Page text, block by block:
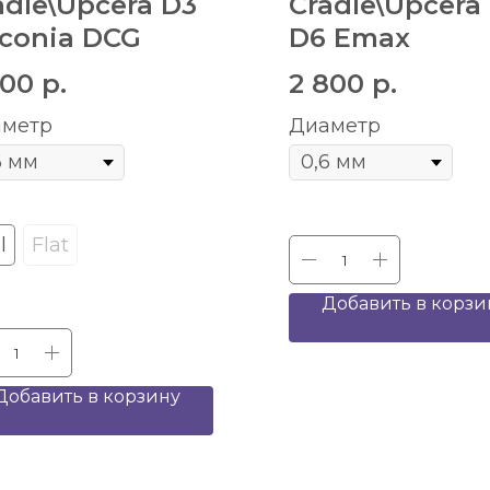
DCG
р.
Flat
в корзину
D6 Emax
2 800 р.
Диаметр
Добавить в